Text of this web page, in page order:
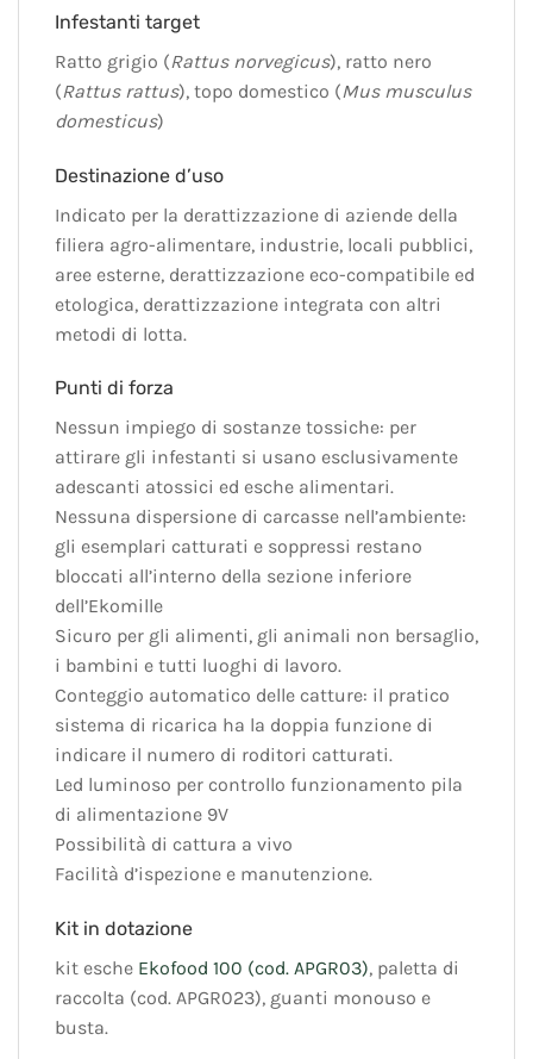
Infestanti target
Ratto grigio (Rattus norvegicus), ratto nero
(Rattus rattus), topo domestico (Mus musculus
domesticus)
Destinazione d’uso
Indicato per la derattizzazione di aziende della
filiera agro-alimentare, industrie, locali pubblici,
aree esterne, derattizzazione eco-compatibile ed
etologica, derattizzazione integrata con altri
metodi di lotta.
Punti di forza
Nessun impiego di sostanze tossiche: per
attirare gli infestanti si usano esclusivamente
adescanti atossici ed esche alimentari.
Nessuna dispersione di carcasse nell’ambiente:
gli esemplari catturati e soppressi restano
bloccati all’interno della sezione inferiore
dell’Ekomille
Sicuro per gli alimenti, gli animali non bersaglio,
i bambini e tutti luoghi di lavoro.
Conteggio automatico delle catture: il pratico
sistema di ricarica ha la doppia funzione di
indicare il numero di roditori catturati.
Led luminoso per controllo funzionamento pila
di alimentazione 9V
Possibilità di cattura a vivo
Facilità d’ispezione e manutenzione.
Kit in dotazione
kit esche Ekofood 100 (cod. APGR03), paletta di
raccolta (cod. APGR023), guanti monouso e
busta.